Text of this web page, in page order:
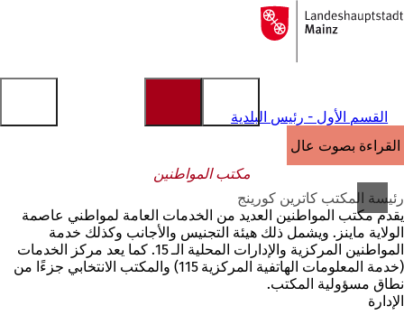
الانتقال إلى المحتوى
إلى
الصفحة
القسم الأول - رئيس البلدية
القراءة بصوت عالٍ
مكتب المواطنين
رئيسة المكتب كاترين كورينج
يقدم مكتب المواطنين العديد من الخدمات العامة لمواطني عاصمة
الولاية ماينز. ويشمل ذلك هيئة التجنيس والأجانب وكذلك خدمة
المواطنين المركزية والإدارات المحلية الـ 15. كما يعد مركز الخدمات
(خدمة المعلومات الهاتفية المركزية 115) والمكتب الانتخابي جزءًا من
نطاق مسؤولية المكتب.
الإدارة